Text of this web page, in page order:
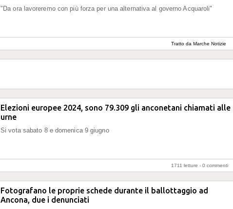
"Da ora lavoreremo con più forza per una alternativa al governo Acquaroli"
Tratto da Marche Notizie
Elezioni europee 2024, sono 79.309 gli anconetani chiamati alle
urne
Si vota sabato 8 e domenica 9 giugno
1711 letture - 0 commenti
Fotografano le proprie schede durante il ballottaggio ad
Ancona, due i denunciati